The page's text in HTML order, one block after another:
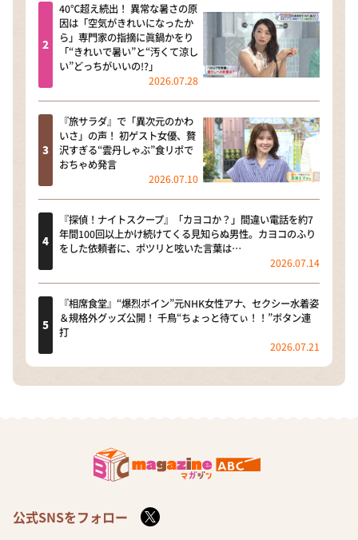
40℃超え続出！ 異常な暑さの原
因は「空気がきれいになったか
ら」専門家の指摘に眞鍋かをり
「“きれいで暑い”と“汚くて涼し
い”どっちがいいの!?」
2026.07.28
『旅サラダ』で「異次元のかわ
いさ」の声！ 初ゲスト女優、贅
沢すぎる“雲丹しゃぶ”食リポで
おちゃめ発言
2026.07.10
『探偵！ナイトスクープ』「カヨコか？」間違い電話を約7
年間100回以上かけ続けてくる見知らぬ男性。カヨコのふり
をした依頼者に、ポツリと呟いた言葉は…
2026.07.14
『相席食堂』“爆烈ボイン”元NHK女性アナ、セクシー水着姿
＆規格外グッズ公開！ 千鳥“ちょっと待てぃ！！”ボタン連
打
2026.07.21
公式SNSをフォロー